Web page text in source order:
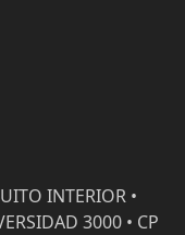
INTERIOR •
3000 • CP